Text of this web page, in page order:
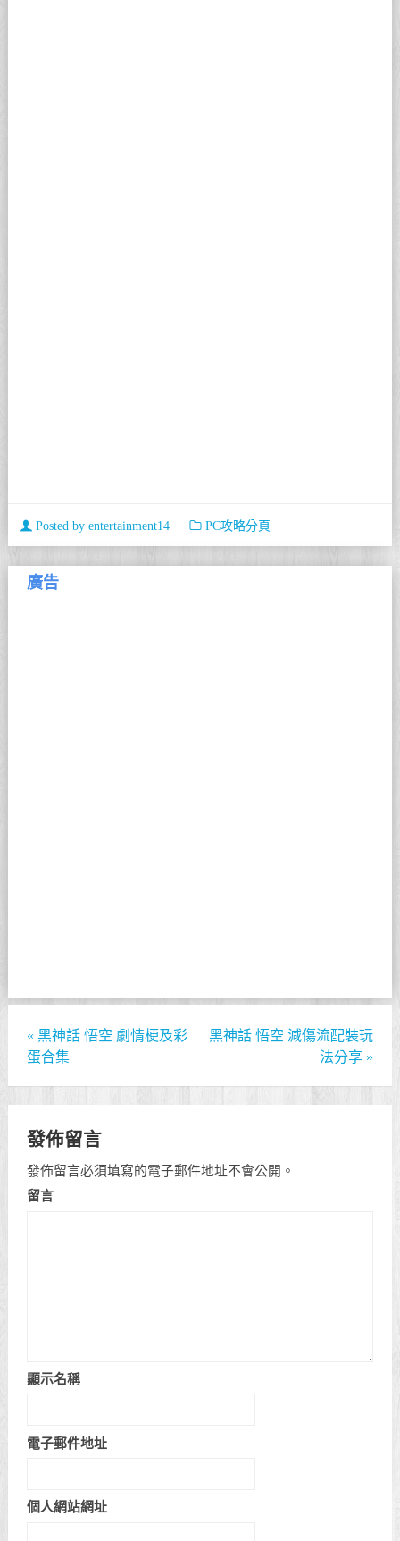
Posted by entertainment14 PC攻略分頁
廣告
« 黑神話 悟空 劇情梗及彩
蛋合集
黑神話 悟空 減傷流配裝玩
法分享 »
發佈留言
發佈留言必須填寫的電子郵件地址不會公開。
留言
顯示名稱
電子郵件地址
個人網站網址